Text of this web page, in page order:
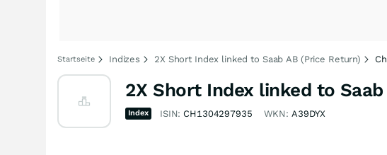
Startseite Indizes 2X Short Index linked to Saab AB (Price Return)
2X Short Index linked to
Index ISIN: CH1304297935 WKN: A39DYX